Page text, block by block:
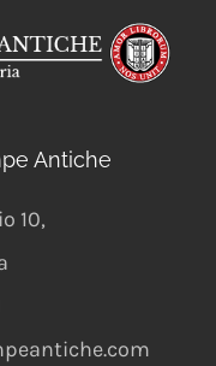
Antiche
10,